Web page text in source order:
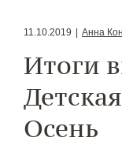
11.10.2019 Анна
Итоги
Осень